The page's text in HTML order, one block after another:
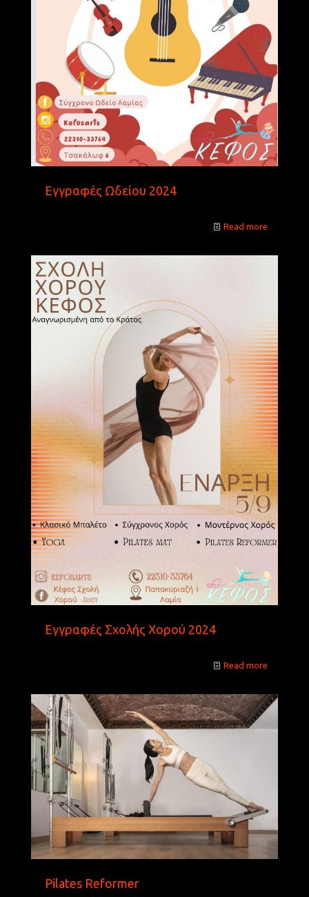
Εγγραφές Ωδείου 2024
Read more
Εγγραφές Σχολής Χορού 2024
Read more
Pilates Reformer